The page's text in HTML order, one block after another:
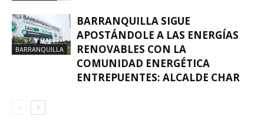
BARRANQUILLA
BARRANQUILLA SIGUE
APOSTÁNDOLE A LAS ENERGÍAS
RENOVABLES CON LA
COMUNIDAD ENERGÉTICA
ENTREPUENTES: ALCALDE CHAR